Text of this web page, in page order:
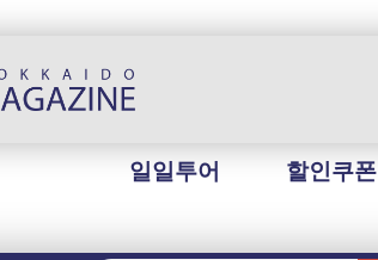
일일투어 할인쿠폰